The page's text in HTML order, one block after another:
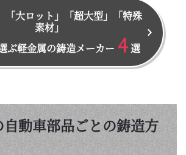
「大ロット」「超大型」「特殊
素材」
ぶ軽金属の鋳造メーカー 4 選
動車部品ごとの鋳造方